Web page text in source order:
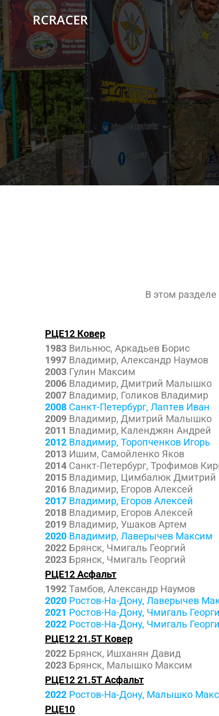
RCRACER
В этом
РЦЕ12 Ковер
1983 Вильнюс, Аркадьев Борис
1997 Владимир, Александр Наумов
2003 Гулин Максим
2006 Владимир, Дмитрий Малышко
2007 Владимир, Голиков Владимир
2008 Санкт-Петербург, Лаптев Иван
2009 Владимир, Дмитрий Малышко
2011 Владимир, Календжян Андрей
2012 Владимир, Торопченков Игорь
2013 Ишим, Самойленко Яков
2014 Санкт-Петербург, Трофимов
2015 Владимир, Цимбалюк Дмитрий
2016 Владимир, Егоров Алексей
2017 Владимир, Егоров Алексей
2018 Владимир, Егоров Алексей
2019 Владимир, Ушаков Артем
2020 Владимир, Лаверычев Максим
2022 Брянск, Чмигаль Георгий
2023 Брянск, Чмигаль Георгий
РЦЕ12 Асфальт
1992 Тамбов, Александр Наумов
2020 Ростов-На-Дону, Лаверычев
2021 Ростов-На-Дону, Чмигаль
2022 Ростов-На-Дону, Чмигаль
РЦЕ12 21.5Т Ковер
2022 Брянск, Ишханян Давид
2023 Брянск, Малышко Максим
РЦЕ12 21.5Т Асфальт
2022 Ростов-На-Дону, Малышко
РЦЕ10